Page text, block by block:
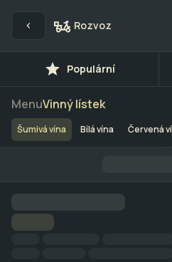
Rozvoz
Populární
MenuVinný lístek
Šumivá vína Bílá vína Červená